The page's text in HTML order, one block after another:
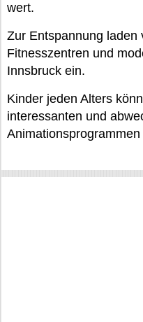
wert.
Zur Entspannung laden
Fitnesszentren und
Innsbruck ein.
Kinder jeden Alters
interessanten und